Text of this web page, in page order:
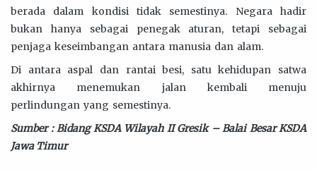
berada dalam kondisi tidak semestinya. Negara hadir
bukan hanya sebagai penegak aturan, tetapi sebagai
penjaga keseimbangan antara manusia dan alam.
Di antara aspal dan rantai besi, satu kehidupan satwa
akhirnya menemukan jalan kembali menuju
perlindungan yang semestinya.
Sumber : Bidang KSDA Wilayah II Gresik – Balai Besar KSDA
Jawa Timur